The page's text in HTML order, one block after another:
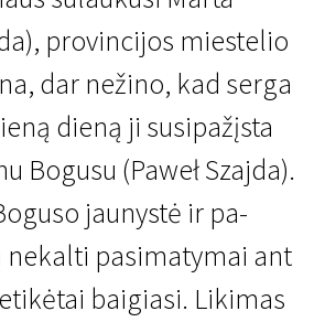
provincijos miestelio
dar nežino, kad serga
dieną ji susipažįsta
Bogusu (Paweł Szajda).
jaunystė ir pa­
nekalti pasimatymai ant
baigiasi. Likimas